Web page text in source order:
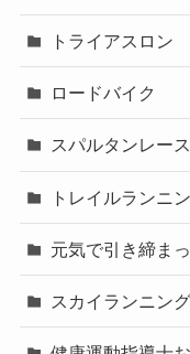
トライアスロン
ロードバイク
スパルタンレース
トレイルランニ
元気で引き締ま
スカイランニン